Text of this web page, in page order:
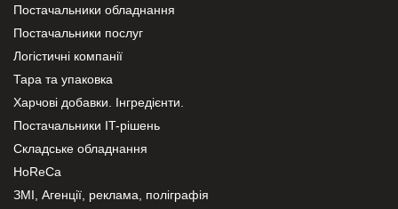
Постачальники обладнання
Постачальники послуг
Логістичні компанії
Тара та упаковка
Харчові добавки. Інгредієнти.
Постачальники IT-рішень
Складське обладнання
HoReCa
ЗМІ, Агенції, реклама, поліграфія